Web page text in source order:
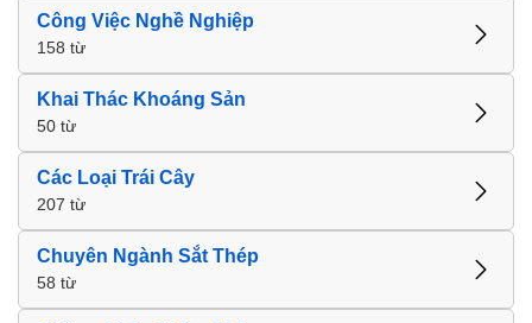
Công Việc Nghề Nghiệp
158 từ
Khai Thác Khoáng Sản
50 từ
Các Loại Trái Cây
207 từ
Chuyên Ngành Sắt Thép
58 từ